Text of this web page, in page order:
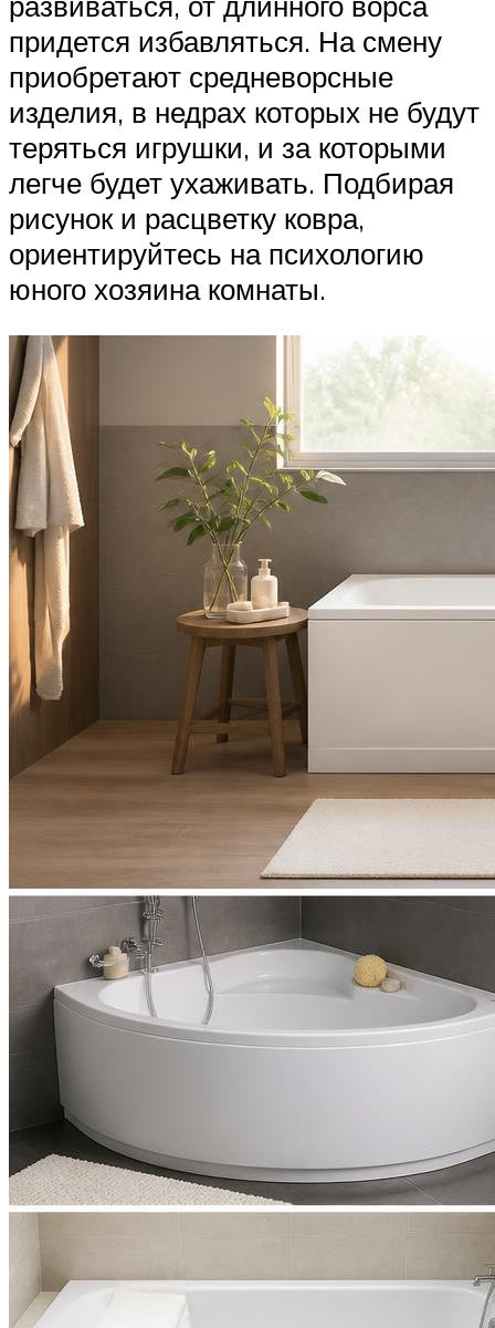
придется избавляться. На смену
приобретают средневорсные
изделия, в недрах которых не будут
теряться игрушки, и за которыми
легче будет ухаживать. Подбирая
рисунок и расцветку ковра,
ориентируйтесь на психологию
юного хозяина комнаты.